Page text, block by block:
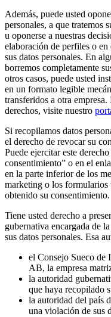
Además, puede usted
personales, a que tratemos
u oponerse a nuestras
elaboración de perfiles o
sus datos personales. En
borremos completamente
otros casos, puede usted
en un formato legible
transferidos a otra
derechos, visite nuestro
Si recopilamos datos
el derecho de revocar su
Puede ejercitar este
consentimiento” o en el
en la parte inferior de los
marketing o los
obtenido su consentimiento.
Tiene usted derecho a
gubernativa encargada de
sus datos personales. Esa
el Consejo Sueco de
AB, la empresa
la autoridad
que haya recopilado
la autoridad del país
una violación de sus